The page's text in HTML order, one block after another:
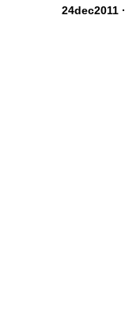
24dec2011 ·